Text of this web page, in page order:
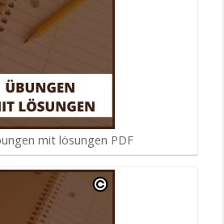
mit lösungen PDF